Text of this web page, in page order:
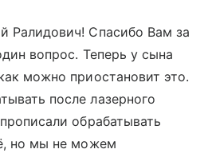
Ралидович! Спасибо Вам за
вопрос. Теперь у сына
можно приостановит это.
после лазерного
обрабатывать
но мы не можем